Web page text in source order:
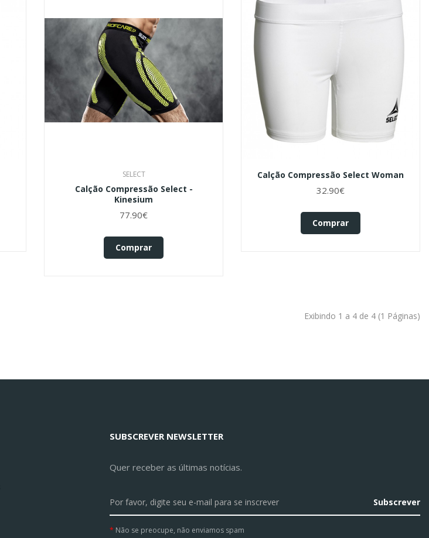
SELECT
Calção Compressão Select -
Kinesium
77.90€
Comprar
Calção Compressão Select Woman
32.90€
Comprar
Exibindo 1 a 4 de 4 (1 Páginas)
SUBSCREVER NEWSLETTER
Quer receber as últimas notícias.
Subscrever
Não se preocupe, não enviamos spam